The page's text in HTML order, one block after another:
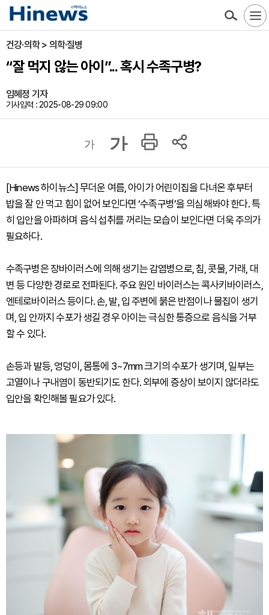
건강·의학 > 의학·질병
“잘 먹지 않는 아이”... 혹시 수족구병?
임혜정 기자
기사입력 : 2025-08-29 09:00
가 가
[Hinews 하이뉴스] 무더운 여름, 아이가 어린이집을 다녀온 후부터
밥을 잘 안 먹고 힘이 없어 보인다면 ‘수족구병’을 의심해봐야 한다. 특
히 입안을 아파하며 음식 섭취를 꺼리는 모습이 보인다면 더욱 주의가
필요하다.
수족구병은 장바이러스에 의해 생기는 감염병으로, 침, 콧물, 가래, 대
변 등 다양한 경로로 전파된다. 주요 원인 바이러스는 콕사키바이러스,
엔테로바이러스 등이다. 손, 발, 입 주변에 붉은 반점이나 물집이 생기
며, 입 안까지 수포가 생길 경우 아이는 극심한 통증으로 음식을 거부
할 수 있다.
손등과 발등, 엉덩이, 몸통에 3~7mm 크기의 수포가 생기며, 일부는
고열이나 구내염이 동반되기도 한다. 외부에 증상이 보이지 않더라도
입안을 확인해볼 필요가 있다.